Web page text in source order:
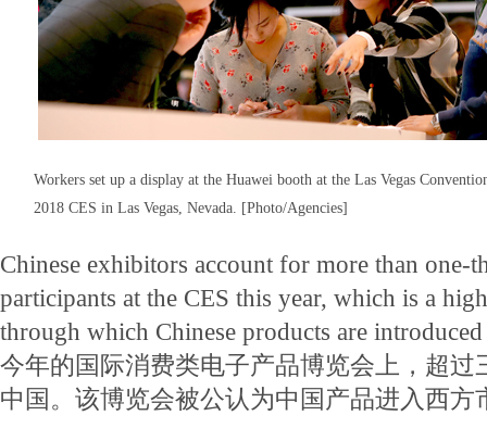
Workers set up a display at the Huawei booth at the Las Vegas
2018 CES in Las Vegas, Nevada. [Photo/Agencies]
Chinese exhibitors account for more than one-
participants at the CES this year, which is a
through which Chinese products are
今年的国际消费类电子产品博览会上，超过
中国。该博览会被公认为中国产品进入西方